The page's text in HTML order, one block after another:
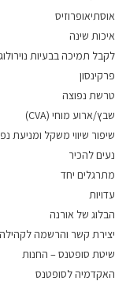
אוסתיאופרוזיס
איכות שינה
לקבל תמיכה בבעיות
פרקינסון
טרשת נפוצה
שבץ/ארוע מוחי (CVA)
שיפור שיווי משקל ומניעת
נעים להכיר
מתרגלים יחד
עדויות
הבלוג של אורנה
יצירת קשר והרשמה לקהילה
שיטת סופטנס – החנות
האקדמיה לסופטנס